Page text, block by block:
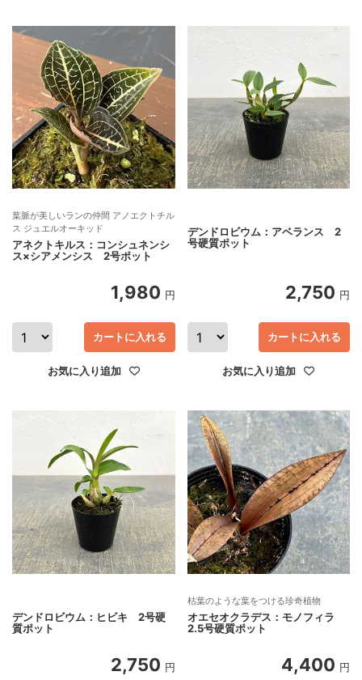
葉脈が美しいランの仲間 アノエクトチル
ス ジュエルオーキッド
アネクトキルス：コンシュネンシ
ス×シアメンシス 2号ポット
1,980 円
カートに入れる
お気に入り追加
デンドロビウム：アベランス 2
号硬質ポット
2,750 円
カートに入れる
お気に入り追加
デンドロビウム：ヒビキ 2号硬
質ポット
2,750 円
枯葉のような葉をつける珍奇植物
オエセオクラデス：モノフィラ
2.5号硬質ポット
4,400 円